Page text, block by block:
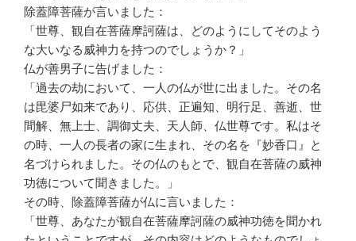
除蓋障菩薩が言いました：
「世尊、観自在菩薩摩訶薩は、どのようにしてそのよう
な大いなる威神力を持つのでしょうか？」
仏が善男子に告げました：
「過去の劫において、一人の仏が世に出ました。その名
は毘婆尸如来であり、応供、正遍知、明行足、善逝、世
間解、無上士、調御丈夫、天人師、仏世尊です。私はそ
の時、一人の長者の家に生まれ、その名を『妙香口』と
名づけられました。その仏のもとで、観自在菩薩の威神
功徳について聞きました。」
その時、除蓋障菩薩が仏に言いました：
「世尊、あなたが観自在菩薩摩訶薩の威神功徳を聞かれ